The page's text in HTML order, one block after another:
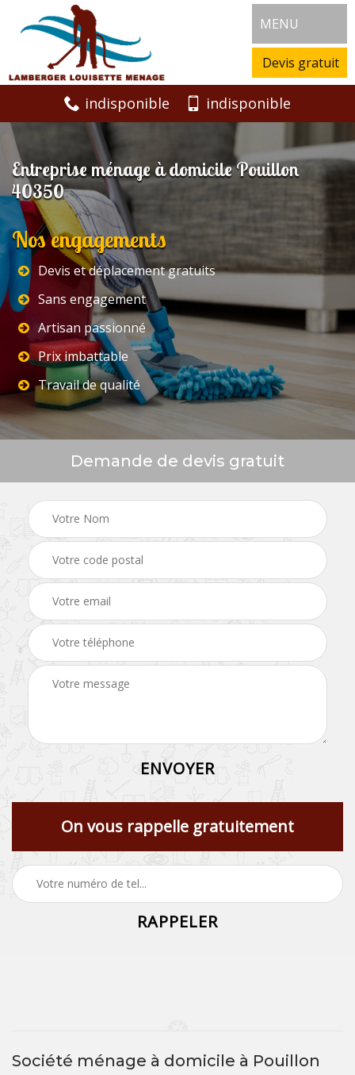
MENU
Devis gratuit
indisponible indisponible
Entreprise ménage à domicile Pouillon
40350
Nos engagements
Devis et déplacement gratuits
Sans engagement
Artisan passionné
Prix imbattable
Travail de qualité
Demande de devis gratuit
On vous rappelle gratuitement
Société ménage à domicile à Pouillon